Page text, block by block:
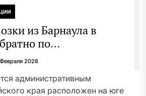
из Барнаула в
по
ценам
2026
административным
края расположен на юге